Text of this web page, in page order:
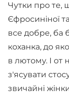
Чутки про те,
Єфросиніної
все добре, ба
коханка, до
в лютому. І от
з'ясувати
звичайні